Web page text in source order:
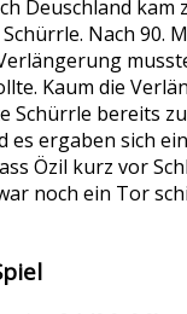
Deuschland kam
Nach 90.
Kaum die
Schürrle bereits
es ergaben sich
Özil kurz vor
noch ein Tor